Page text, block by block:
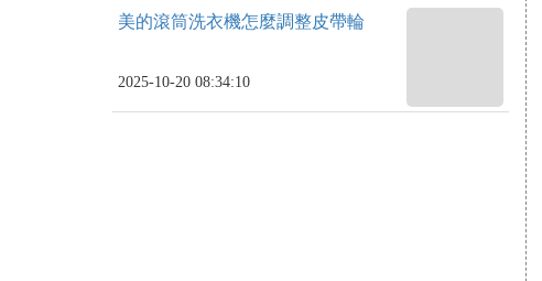
美的滾筒洗衣機怎麼調整皮帶輪
2025-10-20 08:34:10